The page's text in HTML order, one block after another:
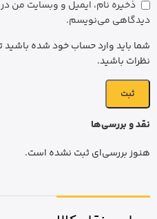
نقد و بررسی‌ها
هنوز بررسی‌ای ثبت نشده است.
ذخیره نام، ایمیل و وبسایت من در
دیدگاهی می‌نویسم.
شما باید وارد حساب خود شده باشید
نظرات باشید.